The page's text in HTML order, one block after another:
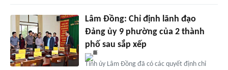
Lâm Đồng: Chỉ định lãnh đạo
Đảng ủy 9 phường của 2 thành
phố sau sắp xếp
Tỉnh ủy Lâm Đồng đã có các quyết định chỉ